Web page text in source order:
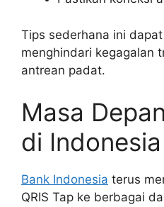
Tips sederhana ini
menghindari kegagalan
antrean padat.
Masa
di Indonesia
Bank Indonesia terus
QRIS Tap ke berbagai